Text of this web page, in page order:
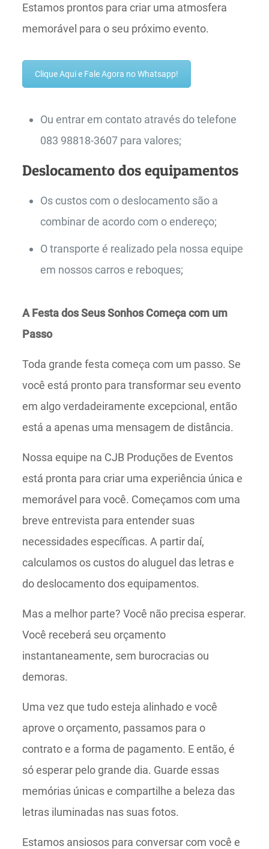
Estamos prontos para criar uma atmosfera
memorável para o seu próximo evento.
Clique Aqui e Fale Agora no Whatsapp!
Ou entrar em contato através do telefone
083 98818-3607 para valores;
Deslocamento dos equipamentos
Os custos com o deslocamento são a
combinar de acordo com o endereço;
O transporte é realizado pela nossa equipe
em nossos carros e reboques;
A Festa dos Seus Sonhos Começa com um
Passo
Toda grande festa começa com um passo. Se
você está pronto para transformar seu evento
em algo verdadeiramente excepcional, então
está a apenas uma mensagem de distância.
Nossa equipe na CJB Produções de Eventos
está pronta para criar uma experiência única e
memorável para você. Começamos com uma
breve entrevista para entender suas
necessidades específicas. A partir daí,
calculamos os custos do aluguel das letras e
do deslocamento dos equipamentos.
Mas a melhor parte? Você não precisa esperar.
Você receberá seu orçamento
instantaneamente, sem burocracias ou
demoras.
Uma vez que tudo esteja alinhado e você
aprove o orçamento, passamos para o
contrato e a forma de pagamento. E então, é
só esperar pelo grande dia. Guarde essas
memórias únicas e compartilhe a beleza das
letras iluminadas nas suas fotos.
Estamos ansiosos para conversar com você e